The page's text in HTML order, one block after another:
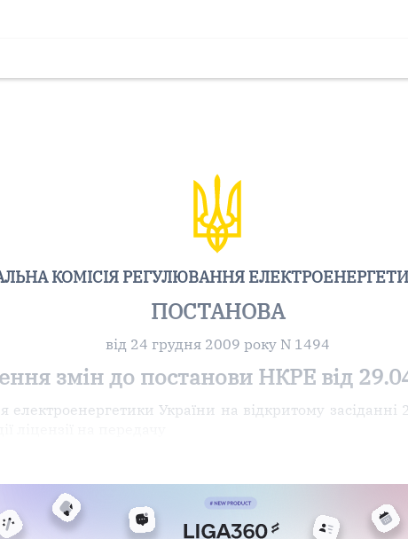
КОМІСІЯ РЕГУЛЮВАННЯ
ПОСТАНОВА
від 24 грудня 2009 року N 1494
змін до постанови НКРЕ від
електроенергетики України на відкритому